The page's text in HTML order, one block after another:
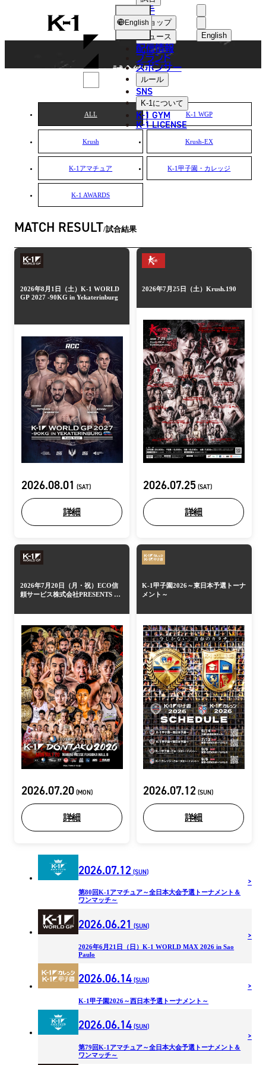
K-
1
English
選手
ショップ
ニュース
配信情報
ブランド
スポンサー
ルール
SNS
K-1について
K-1 GYM
K-1 LICENSE
English
MATCH RESULT
試合結果
ALL K-1 WGP
Krush Krush-EX
K-1アマチュア K-1甲子園・カレッジ
K-1 AWARDS
MATCH RESULT 試合結果
2026年8月1日（土）K-1 WORLD
GP 2027 -90KG in Yekaterinburg
2026.08.01 (SAT)
詳細
2026年7月25日（土）Krush.190
2026.07.25 (SAT)
詳細
2026年7月20日（月・祝）ECO信
頼サービス株式会社PRESENTS K-
2026.07.20 (MON)
詳細
K-1甲子園2026～東日本予選トーナ
メント～
2026.07.12 (SUN)
詳細
2026.07.12 (SUN)
第80回K-1アマチュア～全日本大会予選トーナメント＆
ワンマッチ～
2026.06.21 (SUN)
2026年6月21日（日）K-1 WORLD MAX 2026 in Sao
Paulo
2026.06.14 (SUN)
K-1甲子園2026～西日本予選トーナメント～
2026.06.14 (SUN)
第79回K-1アマチュア～全日本大会予選トーナメント＆
ワンマッチ～